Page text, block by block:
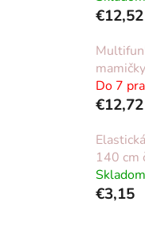
€12,52
Do 7
€12,72
140 cm
Skladom
€3,15